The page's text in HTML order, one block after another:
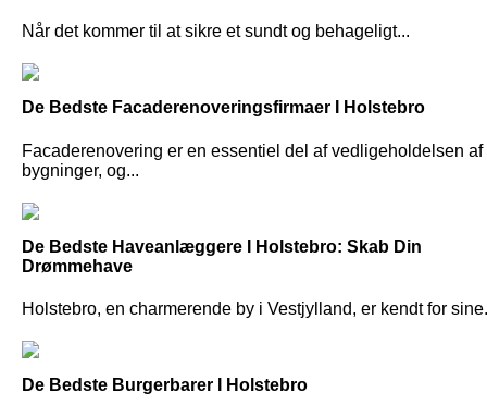
Når det kommer til at sikre et sundt og behageligt...
De Bedste Facaderenoveringsfirmaer I Holstebro
Facaderenovering er en essentiel del af vedligeholdelsen af
bygninger, og...
De Bedste Haveanlæggere I Holstebro: Skab Din
Drømmehave
Holstebro, en charmerende by i Vestjylland, er kendt for
De Bedste Burgerbarer I Holstebro